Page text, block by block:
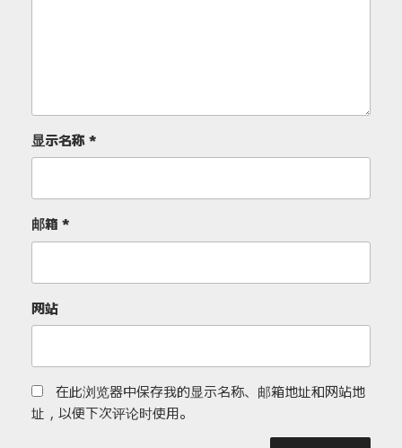
显示名称*
邮箱 *
网站
在此浏览器中保存我的显示名称、邮箱地址和网站地
址，以便下次评论时使用。